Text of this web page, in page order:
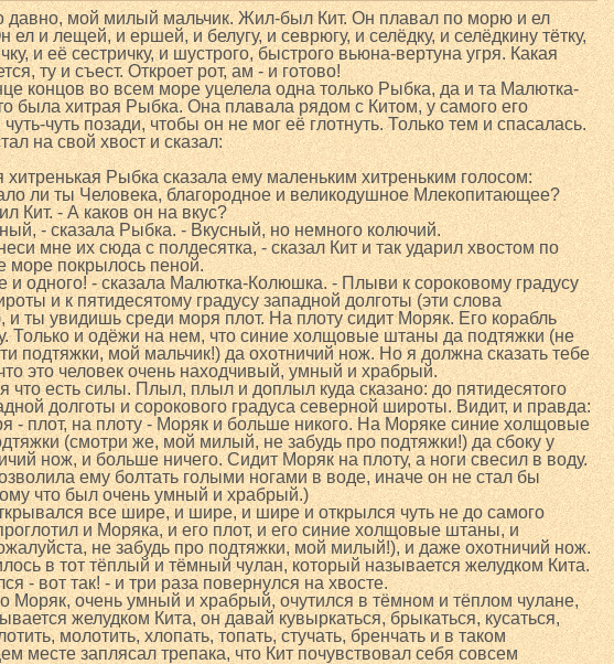
давно, мой милый мальчик. Жил-был Кит. Он плавал по морю и ел
ел и лещей, и ершей, и белугу, и севрюгу, и селёдку, и селёдкину тётку,
и её сестричку, и шустрого, быстрого вьюна-вертуна угря. Какая
ту и съест. Откроет рот, ам - и готово!
концов во всем море уцелела одна только Рыбка, да и та Малютка-
была хитрая Рыбка. Она плавала рядом с Китом, у самого его
чуть-чуть позади, чтобы он не мог её глотнуть. Только тем и спасалась.
на свой хвост и сказал:
Рыбка сказала ему маленьким хитреньким голосом:
ли ты Человека, благородное и великодушное Млекопитающее?
Кит. - А каков он на вкус?
- сказала Рыбка. - Вкусный, но немного колючий.
мне их сюда с полдесятка, - сказал Кит и так ударил хвостом по
море покрылось пеной.
и одного! - сказала Малютка-Колюшка. - Плыви к сороковому градусу
и к пятидесятому градусу западной долготы (эти слова
ты увидишь среди моря плот. На плоту сидит Моряк. Его корабль
Только и одёжи на нем, что синие холщовые штаны да подтяжки (не
подтяжки, мой мальчик!) да охотничий нож. Но я должна сказать тебе
это человек очень находчивый, умный и храбрый.
что есть силы. Плыл, плыл и доплыл куда сказано: до пятидесятого
долготы и сорокового градуса северной широты. Видит, и правда:
- плот, на плоту - Моряк и больше никого. На Моряке синие холщовые
(смотри же, мой милый, не забудь про подтяжки!) да сбоку у
нож, и больше ничего. Сидит Моряк на плоту, а ноги свесил в воду.
ему болтать голыми ногами в воде, иначе он не стал бы
что был очень умный и храбрый.)
все шире, и шире, и шире и открылся чуть не до самого
и Моряка, и его плот, и его синие холщовые штаны, и
не забудь про подтяжки, мой милый!), и даже охотничий нож.
в тот тёплый и тёмный чулан, который называется желудком Кита.
- вот так! - и три раза повернулся на хвосте.
Моряк, очень умный и храбрый, очутился в тёмном и тёплом чулане,
желудком Кита, он давай кувыркаться, брыкаться, кусаться,
молотить, хлопать, топать, стучать, бренчать и в таком
месте заплясал трепака, что Кит почувствовал себя совсем